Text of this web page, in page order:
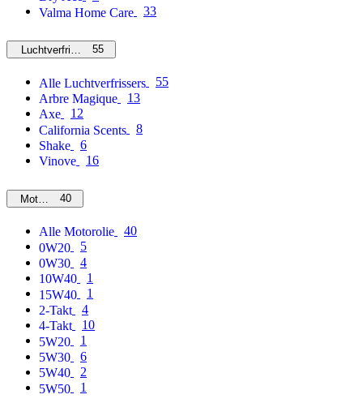
Valma Home Care
33
Luchtverfrissers55
Alle Luchtverfrissers
55
Arbre Magique
13
Axe
12
California Scents
8
Shake
6
Vinove
16
Motorolie40
Alle Motorolie
40
0W20
5
0W30
4
10W40
1
15W40
1
2-Takt
4
4-Takt
10
5W20
1
5W30
6
5W40
2
5W50
1